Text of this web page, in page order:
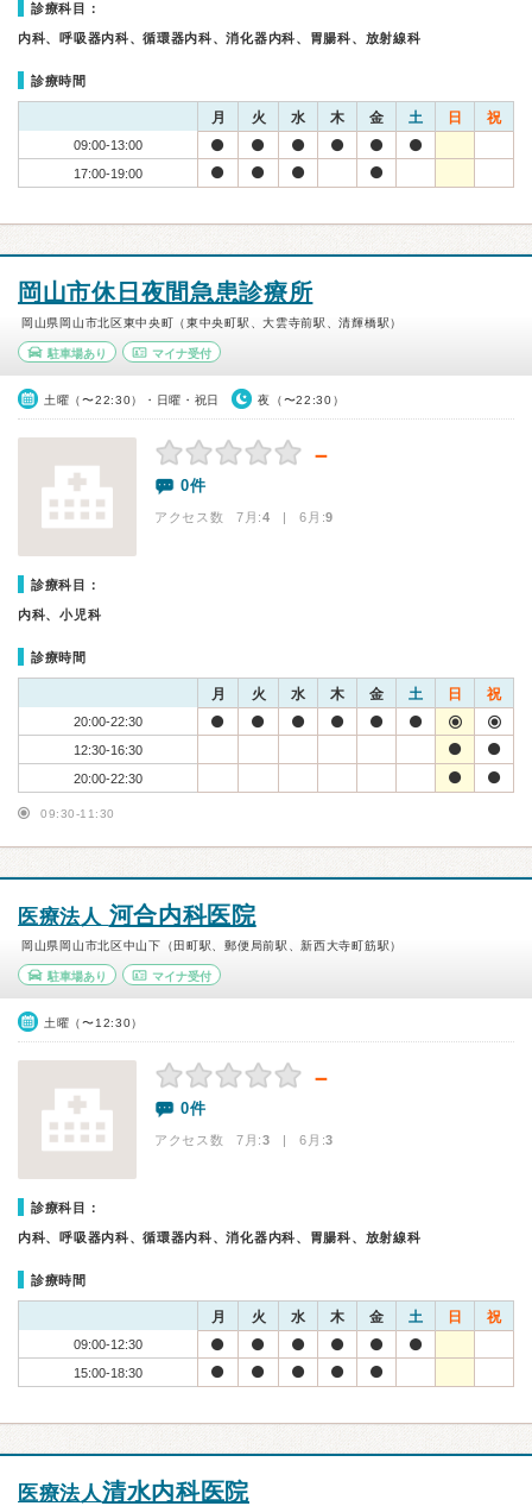
診療科目：
内科、呼吸器内科、循環器内科、消化器内科、胃腸科、放射線科
診療時間
月 火 水 木 金 土 日 祝
09:00-13:00
17:00-19:00
岡山市休日夜間急患診療所
岡山県岡山市北区東中央町（東中央町駅、大雲寺前駅、清輝橋駅）
駐車場あり マイナ受付
土曜（〜22:30）・日曜・祝日 夜（〜22:30）
－
0件
アクセス数 7月:4 | 6月:9
診療科目：
内科、小児科
診療時間
月 火 水 木 金 土 日 祝
20:00-22:30
12:30-16:30
20:00-22:30
09:30-11:30
医療法人 河合内科医院
岡山県岡山市北区中山下（田町駅、郵便局前駅、新西大寺町筋駅）
駐車場あり マイナ受付
土曜（〜12:30）
－
0件
アクセス数 7月:3 | 6月:3
診療科目：
内科、呼吸器内科、循環器内科、消化器内科、胃腸科、放射線科
診療時間
月 火 水 木 金 土 日 祝
09:00-12:30
15:00-18:30
医療法人清水内科医院